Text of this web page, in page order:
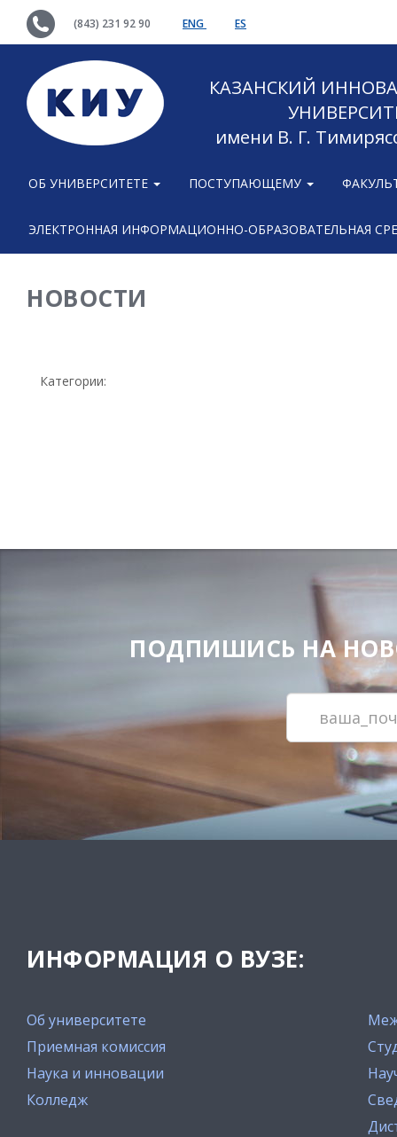
(843) 231 92 90 ENG ES
КАЗАНСКИЙ
имени В. Г.
ОБ УНИВЕРСИТЕТЕ ПОСТУПАЮЩЕМУ
ЭЛЕКТРОННАЯ ИНФОРМАЦИОННО-ОБРАЗОВАТЕЛЬНАЯ
НОВОСТИ
Категории:
ПОДПИШИСЬ НА
ИНФОРМАЦИЯ О ВУЗЕ:
Об университете
Приемная комиссия
Наука и инновации
Колледж